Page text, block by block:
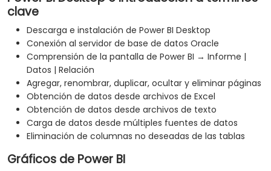
clave
Descarga e instalación de Power BI Desktop
Conexión al servidor de base de datos Oracle
Comprensión de la pantalla de Power BI → Informe |
Datos | Relación
Agregar, renombrar, duplicar, ocultar y eliminar páginas
Obtención de datos desde archivos de Excel
Obtención de datos desde archivos de texto
Carga de datos desde múltiples fuentes de datos
Eliminación de columnas no deseadas de las tablas
Gráficos de Power BI